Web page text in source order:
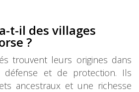
t-il des villages
?
trouvent leurs origines dans
défense et de protection. Ils
ancestraux et une richesse